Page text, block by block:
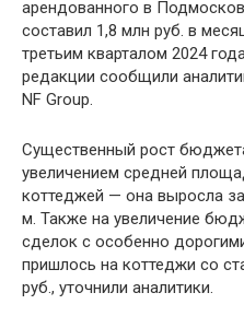
арендованного в
составил 1,8 млн руб. в
третьим кварталом 2024
редакции сообщили
NF Group.
Существенный рост
увеличением средней
коттеджей — она выросла
м. Также на увеличение
сделок с особенно
пришлось на коттеджи со
руб., уточнили аналитики.